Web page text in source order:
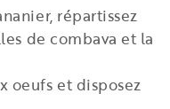
répartissez
de combava et la
oeufs et disposez